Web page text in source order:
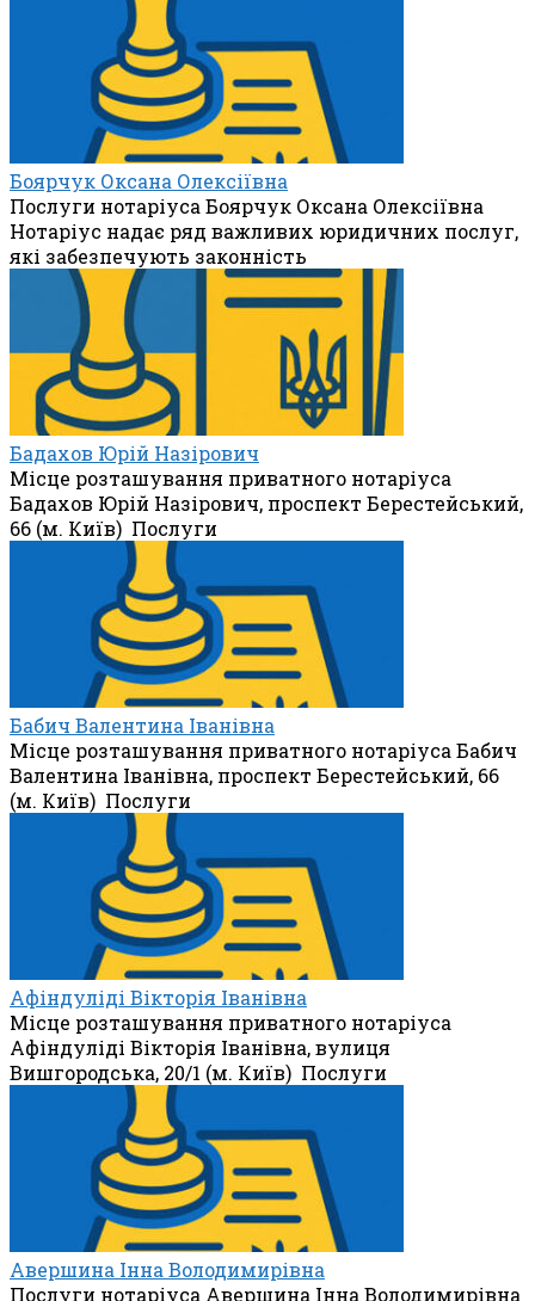
Боярчук Оксана Олексіївна
Послуги нотаріуса Боярчук Оксана Олексіївна
Нотаріус надає ряд важливих юридичних послуг,
які забезпечують законність
Бадахов Юрій Назірович
Місце розташування приватного нотаріуса
Бадахов Юрій Назірович, проспект Берестейський,
66 (м. Київ) Послуги
Бабич Валентина Іванівна
Місце розташування приватного нотаріуса Бабич
Валентина Іванівна, проспект Берестейський, 66
(м. Київ) Послуги
Афіндуліді Вікторія Іванівна
Місце розташування приватного нотаріуса
Афіндуліді Вікторія Іванівна, вулиця
Вишгородська, 20/1 (м. Київ) Послуги
Авершина Інна Володимирівна
Послуги нотаріуса Авершина Інна Володимирівна